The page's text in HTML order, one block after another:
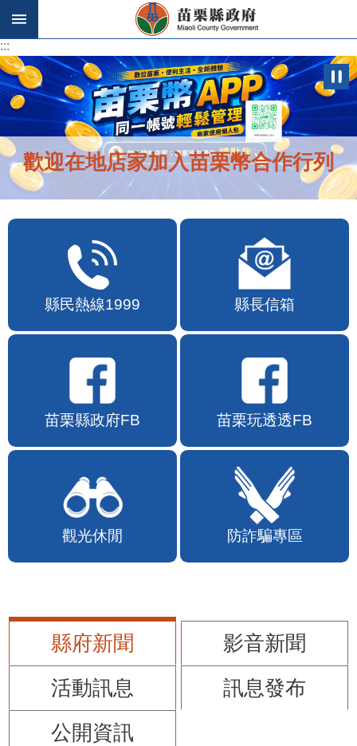
跳到主要內容區塊
:::
:::
歡迎在地店家加入苗栗幣合作行列
縣民熱線1999 縣長信箱
苗栗縣政府FB 苗栗玩透透FB
觀光休閒 防詐騙專區
縣府新聞
影音新聞
活動訊息
訊息發布
公開資訊